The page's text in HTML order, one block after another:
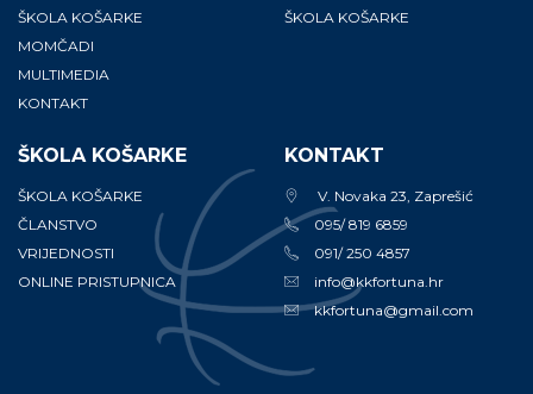
ŠKOLA KOŠARKE
MOMČADI
MULTIMEDIA
KONTAKT
ŠKOLA KOŠARKE
ŠKOLA KOŠARKE
ŠKOLA KOŠARKE
ČLANSTVO
VRIJEDNOSTI
ONLINE PRISTUPNICA
KONTAKT
V. Novaka 23, Zaprešić
095/ 819 6859
091/ 250 4857
info@kkfortuna.hr
kkfortuna@gmail.com